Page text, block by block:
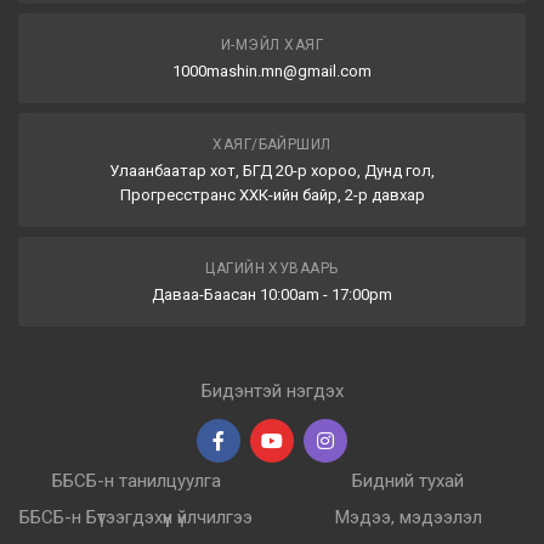
И-МЭЙЛ ХАЯГ
1000mashin.mn@gmail.com
ХАЯГ/БАЙРШИЛ
Улаанбаатар хот, БГД 20-р хороо, Дунд гол,
Прогресстранс ХХК-ийн байр, 2-р давхар
ЦАГИЙН ХУВААРЬ
Даваа-Баасан 10:00am - 17:00pm
Бидэнтэй нэгдэх
ББСБ-н танилцуулга
ББСБ-н Бүтээгдэхүүн үйлчилгээ
Бидний тухай
Мэдээ, мэдээлэл